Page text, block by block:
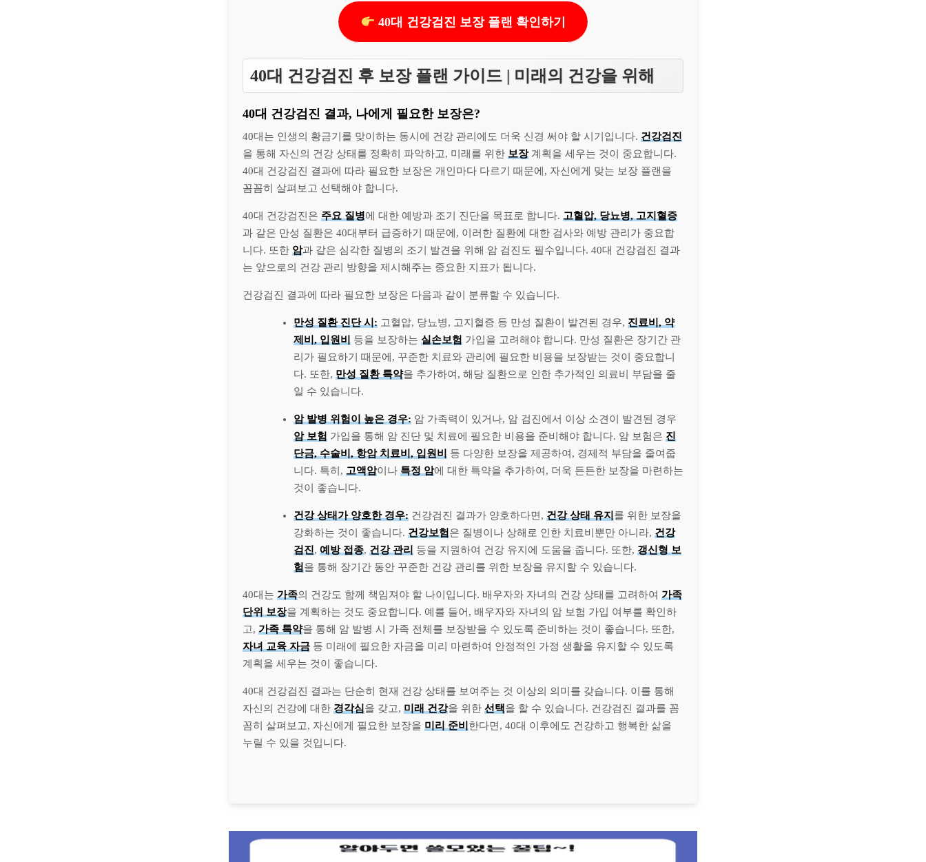
40대 건강검진 보장 플랜 확인하기
40대 건강검진 후 보장 플랜 가이드 | 미래의 건강을 위해
40대 건강검진 결과, 나에게 필요한 보장은?
40대는 인생의 황금기를 맞이하는 동시에 건강 관리에도 더욱 신경 써야 할 시기입니다. 건강검진
을 통해 자신의 건강 상태를 정확히 파악하고, 미래를 위한 보장계획을 세우는 것이 중요합니다.
40대 건강검진 결과에 따라 필요한 보장은 개인마다 다르기 때문에, 자신에게 맞는 보장 플랜을
꼼꼼히 살펴보고 선택해야 합니다.
40대 건강검진은 주요 질병에 대한 예방과 조기 진단을 목표로 합니다. 고혈압, 당뇨병, 고지혈증
과 같은 만성 질환은 40대부터 급증하기 때문에, 이러한 질환에 대한 검사와 예방 관리가 중요합
니다. 또한 암과 같은 심각한 질병의 조기 발견을 위해 암 검진도 필수입니다. 40대 건강검진 결과
는 앞으로의 건강 관리 방향을 제시해주는 중요한 지표가 됩니다.
건강검진 결과에 따라 필요한 보장은 다음과 같이 분류할 수 있습니다.
만성 질환 진단 시: 고혈압, 당뇨병, 고지혈증 등 만성 질환이 발견된 경우, 진료비, 약
제비, 입원비 등을 보장하는 실손보험 가입을 고려해야 합니다. 만성 질환은 장기간 관
리가 필요하기 때문에, 꾸준한 치료와 관리에 필요한 비용을 보장받는 것이 중요합니
다. 또한, 만성 질환 특약을 추가하여, 해당 질환으로 인한 추가적인 의료비 부담을 줄
일 수 있습니다.
암 발병 위험이 높은 경우: 암 가족력이 있거나, 암 검진에서 이상 소견이 발견된 경우
암 보험 가입을 통해 암 진단 및 치료에 필요한 비용을 준비해야 합니다. 암 보험은 진
단금, 수술비, 항암 치료비, 입원비 등 다양한 보장을 제공하여, 경제적 부담을 줄여줍
니다. 특히, 고액암이나 특정 암에 대한 특약을 추가하여, 더욱 든든한 보장을 마련하는
것이 좋습니다.
건강 상태가 양호한 경우: 건강검진 결과가 양호하다면, 건강 상태 유지를 위한 보장을
강화하는 것이 좋습니다. 건강보험은 질병이나 상해로 인한 치료비뿐만 아니라, 건강
검진, 예방 접종, 건강 관리 등을 지원하여 건강 유지에 도움을 줍니다. 또한, 갱신형 보
험을 통해 장기간 동안 꾸준한 건강 관리를 위한 보장을 유지할 수 있습니다.
40대는 가족의 건강도 함께 책임져야 할 나이입니다. 배우자와 자녀의 건강 상태를 고려하여 가족
단위 보장을 계획하는 것도 중요합니다. 예를 들어, 배우자와 자녀의 암 보험 가입 여부를 확인하
고, 가족 특약을 통해 암 발병 시 가족 전체를 보장받을 수 있도록 준비하는 것이 좋습니다. 또한,
자녀 교육 자금 등 미래에 필요한 자금을 미리 마련하여 안정적인 가정 생활을 유지할 수 있도록
계획을 세우는 것이 좋습니다.
40대 건강검진 결과는 단순히 현재 건강 상태를 보여주는 것 이상의 의미를 갖습니다. 이를 통해
자신의 건강에 대한 경각심을 갖고, 미래 건강을 위한 선택을 할 수 있습니다. 건강검진 결과를 꼼
꼼히 살펴보고, 자신에게 필요한 보장을 미리 준비한다면, 40대 이후에도 건강하고 행복한 삶을
누릴 수 있을 것입니다.